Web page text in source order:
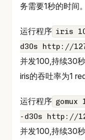
务需要1秒的时间。
运行程序 iris
d30s http://
并发100,持续30秒
iris的吞吐率为1
运行程序 gomux
-d30s http://
并发100,持续30秒